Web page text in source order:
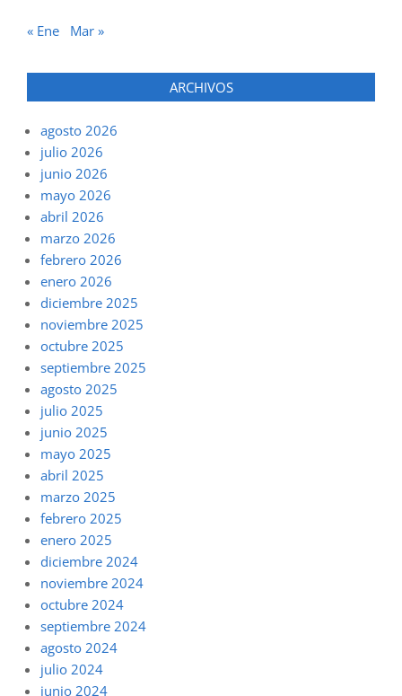
« Ene Mar »
ARCHIVOS
agosto 2026
julio 2026
junio 2026
mayo 2026
abril 2026
marzo 2026
febrero 2026
enero 2026
diciembre 2025
noviembre 2025
octubre 2025
septiembre 2025
agosto 2025
julio 2025
junio 2025
mayo 2025
abril 2025
marzo 2025
febrero 2025
enero 2025
diciembre 2024
noviembre 2024
octubre 2024
septiembre 2024
agosto 2024
julio 2024
junio 2024